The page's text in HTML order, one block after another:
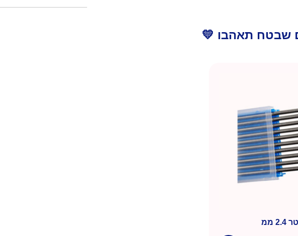
שבטח תאהבו 💛
ממ